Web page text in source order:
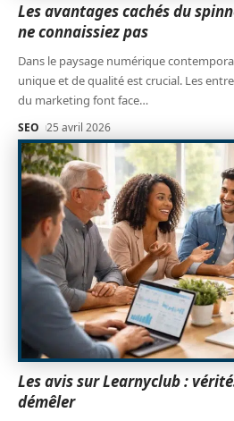
Les avantages cachés du
ne connaissiez pas
Dans le paysage numérique
unique et de qualité est crucial. Les
du marketing font face…
SEO 25 avril 2026
Les avis sur Learnyclub :
démêler